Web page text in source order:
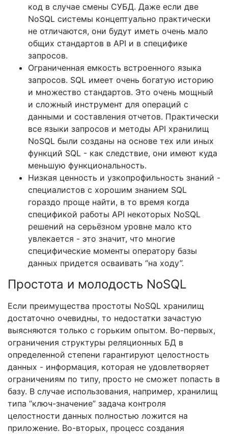
код в случае смены СУБД. Даже если две
NoSQL системы концептуально практически
не отличаются, они будут иметь очень мало
общих стандартов в API и в специфике
запросов.
Ограниченная емкость встроенного языка
запросов. SQL имеет очень богатую историю
и множество стандартов. Это очень мощный
и сложный инструмент для операций с
данными и составления отчетов. Практически
все языки запросов и методы API хранилищ
NoSQL были созданы на основе тех или иных
функций SQL - как следствие, они имеют куда
меньшую функциональность.
Низкая ценность и узкопрофильность знаний -
специалистов с хорошим знанием SQL
гораздо проще найти, в то время когда
спецификой работы API некоторых NoSQL
решений на серьёзном уровне мало кто
увлекается - это значит, что многие
специфические моменты оператору базы
данных придется осваивать “на ходу”.
Простота и молодость NoSQL
Если преимущества простоты NoSQL хранилищ
достаточно очевидны, то недостатки зачастую
выясняются только с горьким опытом. Во-первых,
ограничения структуры реляционных БД в
определенной степени гарантируют целостность
данных - информация, которая не удовлетворяет
ограничениям по типу, просто не сможет попасть в
базу. В случае использования, например, хранилищ
типа “ключ-значение” задача контроля
целостности данных полностью ложится на
приложение. Во-вторых, процесс создания